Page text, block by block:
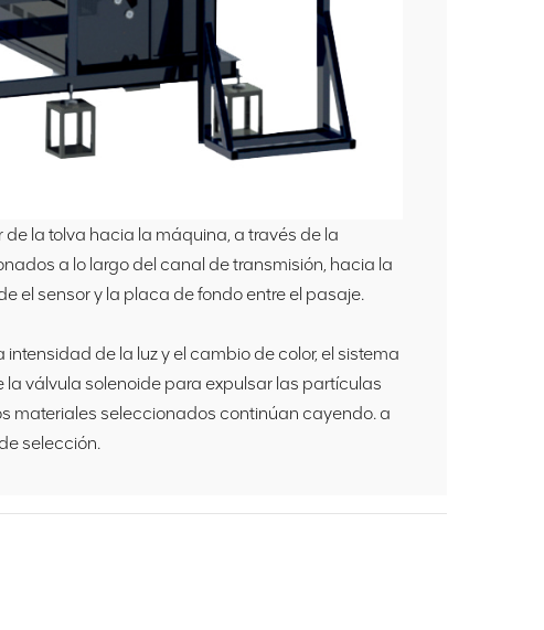
la tolva hacia la máquina, a través de la
a lo largo del canal de transmisión, hacia la
el sensor y la placa de fondo entre el pasaje.
de la luz y el cambio de color, el sistema
válvula solenoide para expulsar las partículas
materiales seleccionados continúan cayendo. a
selección.